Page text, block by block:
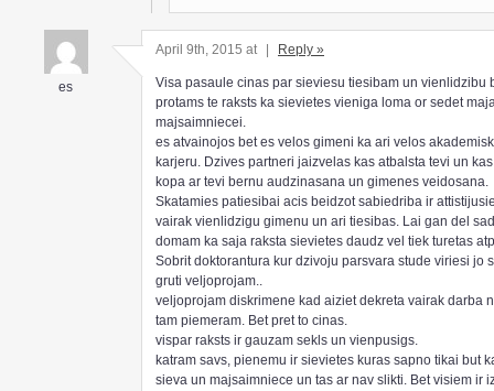
es
April 9th, 2015 at Reply »
Visa pasaule cinas par sieviesu tiesibam un vienlidzibu
protams te raksts ka sievietes vieniga loma or sedet
majsaimniecei.
es atvainojos bet es velos gimeni ka ari velos
karjeru. Dzives partneri jaizvelas kas atbalsta tevi un
kopa ar tevi bernu audzinasana un gimenes veidosana.
Skatamies patiesibai acis beidzot sabiedriba ir
vairak vienlidzigu gimenu un ari tiesibas. Lai gan del
domam ka saja raksta sievietes daudz vel tiek turetas
Sobrit doktorantura kur dzivoju parsvara stude viriesi jo
gruti veljoprojam..
veljoprojam diskrimene kad aiziet dekreta vairak darba
tam piemeram. Bet pret to cinas.
vispar raksts ir gauzam sekls un vienpusigs.
katram savs, pienemu ir sievietes kuras sapno tikai but
sieva un majsaimniece un tas ar nav slikti. Bet visiem ir